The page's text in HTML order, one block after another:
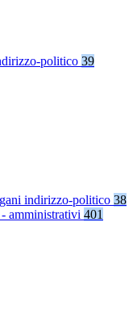
politico 39
indirizzo-politico 38
amministrativi 401